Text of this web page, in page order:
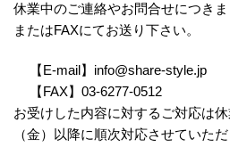
休業中のご連絡やお問合せにつき
またはFAXにてお送り下さい。
【E-mail】info@share-style.jp
【FAX】03-6277-0512
お受けした内容に対するご対応は
（金）以降に順次対応させていた